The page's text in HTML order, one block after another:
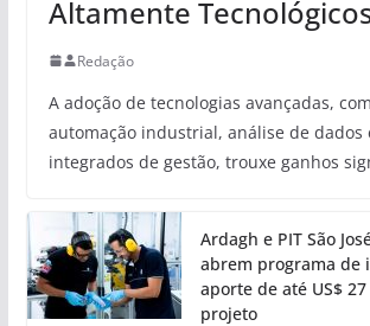
Altamente
Redação
A adoção de tecnologias avançadas,
automação industrial, análise de dados
integrados de gestão, trouxe ganhos
Ardagh e PIT São
abrem programa de
aporte de até US$
projeto